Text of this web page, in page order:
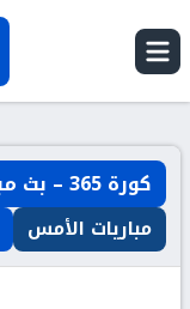
كورة 365 – بث مباشر مباريات اليوم
مباريات الأمس